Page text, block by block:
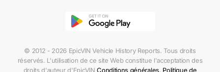
© 2012 - 2026 EpicVIN Vehicle History Reports. Tous droits
réservés. L'utilisation de ce site Web constitue l'acceptation des
droits d'auteur d'EpicVINConditions générales, Politique de